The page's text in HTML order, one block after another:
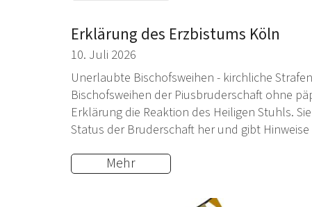
Erklärung des Erzbistums Köln
10. Juli 2026
Unerlaubte Bischofsweihen - kirchliche
Bischofsweihen der Piusbruderschaft ohne
Erklärung die Reaktion des Heiligen Stuhls.
Status der Bruderschaft her und gibt
Mehr